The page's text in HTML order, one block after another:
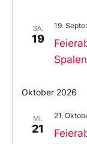
SA.
19
Spalen
19.
Oktober 2026
MI.
21
21.